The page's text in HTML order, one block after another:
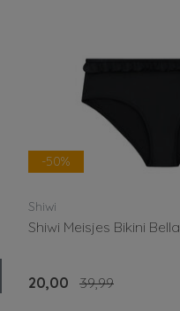
-50%
Shiwi
Shiwi Meisjes Bikini Bella
20,00 39,99